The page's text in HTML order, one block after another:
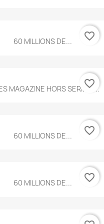
Aperçu rapide
60 MILLIONS DE... favorite_border
Aperçu rapide
MAGAZINE HORS SERIE N...
favorite_border
Aperçu rapide
60 MILLIONS DE... favorite_border
Aperçu rapide
60 MILLIONS DE... favorite_border